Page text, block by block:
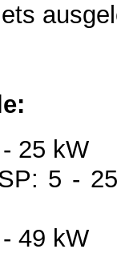
25 kW
5 -
49 kW